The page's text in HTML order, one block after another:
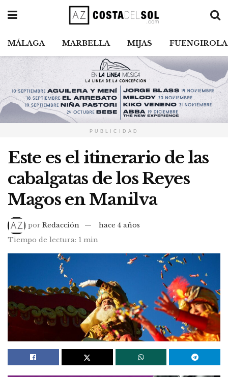
MÁLAGA MARBELLA MIJAS FUENGIROLA
PUBLICIDAD
Este es el itinerario de las
cabalgatas de los Reyes
Magos en Manilva
por Redacción
hace 4 años
Tiempo de lectura: 1 min